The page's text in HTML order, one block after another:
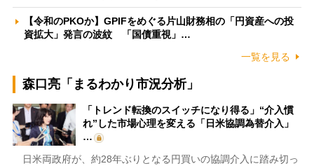
【令和のPKOか】GPIFをめぐる片山財務相の「円資産への投
資拡大」発言の波紋 「国債重視」…
一覧を見る
森口亮「まるわかり市況分析」
「トレンド転換のスイッチになり得る」“介入慣
れ”した市場心理を変える「日米協調為替介入」
…
日米両政府が、約28年ぶりとなる円買いの協調介入に踏み切っ